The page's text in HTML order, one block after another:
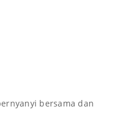
bersama dan